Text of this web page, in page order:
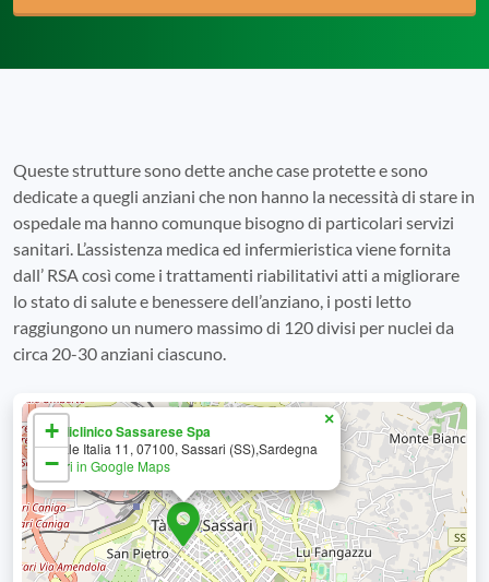
Queste strutture sono dette anche case protette e sono
dedicate a quegli anziani che non hanno la necessità di stare in
ospedale ma hanno comunque bisogno di particolari servizi
sanitari. L’assistenza medica ed infermieristica viene fornita
dall’ RSA così come i trattamenti riabilitativi atti a migliorare
lo stato di salute e benessere dell’anziano, i posti letto
raggiungono un numero massimo di 120 divisi per nuclei da
circa 20-30 anziani ciascuno.
Policlinico Sassarese Spa
Viale Italia 11, 07100, Sassari (SS),Sardegna
Apri in Google Maps
×
+
−